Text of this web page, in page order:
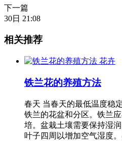
下一篇
30日 21:08
相关推荐
花卉
铁兰花的养殖方法
春天 当春天的最低温度稳
铁兰的花盆和分区。铁兰
培。盆栽土壤需要保持湿
叶子四周以增加空气湿度